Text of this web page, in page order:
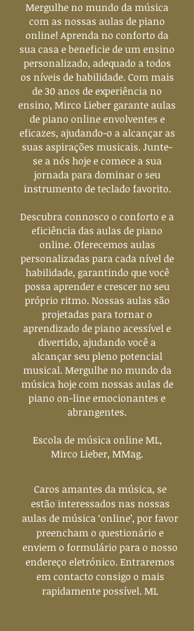
Mergulhe no mundo da música
com as nossas aulas de piano
online! Aprenda no conforto da
sua casa e beneficie de um ensino
personalizado, adequado a todos
os níveis de habilidade. Com mais
de 30 anos de experiência no
ensino, Mirco Lieber garante aulas
de piano online envolventes e
eficazes, ajudando-o a alcançar as
suas aspirações musicais. Junte-
se a nós hoje e comece a sua
jornada para dominar o seu
instrumento de teclado favorito.
Descubra connosco o conforto e a
eficiência das aulas de piano
online. Oferecemos aulas
personalizadas para cada nível de
habilidade, garantindo que você
possa aprender e crescer no seu
próprio ritmo. Nossas aulas são
projetadas para tornar o
aprendizado de piano acessível e
divertido, ajudando você a
alcançar seu pleno potencial
musical. Mergulhe no mundo da
música hoje com nossas aulas de
piano on-line emocionantes e
abrangentes.
Escola de música online ML,
Mirco Lieber, MMag.
Caros amantes da música, se
estão interessados nas nossas
aulas de música ‘online’, por favor
preencham o questionário e
enviem o formulário para o nosso
endereço eletrónico. Entraremos
em contacto consigo o mais
rapidamente possível. ML​